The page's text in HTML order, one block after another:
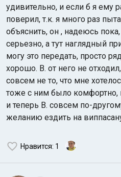
удивительно, и если б я ему
поверил, т.к. я много раз
объяснить, он , надеюсь
серьезно, а тут наглядный
могу это передать, просто
хорошо. В. от него не
совсем не то, что мне
тоже с ним было
и теперь В. совсем по-
желанию ездить на
Нравится: 1